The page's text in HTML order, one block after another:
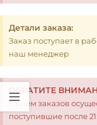
Детали заказа:
Заказ поступает в
наш менеджер
ОБРАТИТЕ
Прием заказов
поступившие после